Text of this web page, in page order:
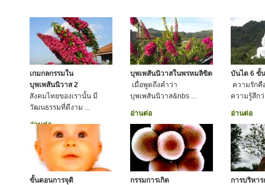
เกมกลกรรมใน
บุพเพสันนิวาส 2
สังคมไทยของเรานั้น มี
วัฒนธรรมที่ดีงาม ...
อ่านต่อ
บุพเพสันนิวาสในพรหมลิขิต
เมื่อพูดถึงคำว่า
บุพเพสันนิวาส&nbs ...
อ่านต่อ
บันได 6 ขั้
ความรักคื
ความรู้สึกว่
อ่านต่อ
ขั้นตอนการจุติ
กรรมการเกิด
การบริหา